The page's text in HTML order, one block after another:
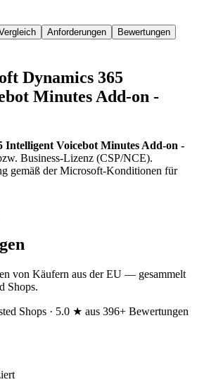
Anforderungen
Bewertungen
Dynamics 365
Minutes Add-on -
Intelligent Voicebot Minutes Add-on -
Business-Lizenz (CSP/NCE).
gemäß der Microsoft-Konditionen für
von Käufern aus der EU — gesammelt
Shops.
Shops · 5.0 ★ aus 396+ Bewertungen